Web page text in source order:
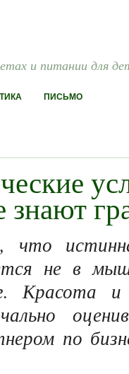
и питании для
ПИСЬМО
знают
что
не в
Красота
по